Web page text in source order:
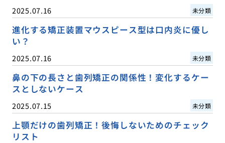
2025.07.16 未分類
進化する矯正装置マウスピース型は口内炎に優し
い？
2025.07.16 未分類
鼻の下の長さと歯列矯正の関係性！変化するケー
スとしないケース
2025.07.15 未分類
上顎だけの歯列矯正！後悔しないためのチェック
リスト